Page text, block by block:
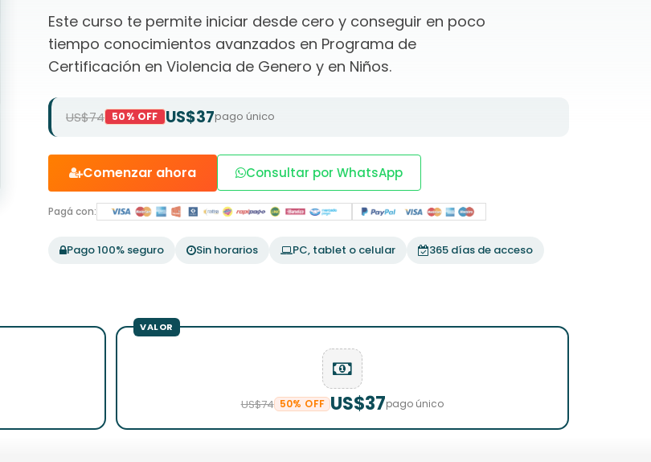
Este curso te permite iniciar desde cero y conseguir en poco
tiempo conocimientos avanzados en Programa de
Certificación en Violencia de Genero y en Niños.
US$74 50% OFF US$37pago único
Comenzar ahora Consultar por WhatsApp
Pagá con:
Pago 100% seguro Sin horarios PC, tablet o celular 365 días de acceso
US$74 50% OFF US$37pago único